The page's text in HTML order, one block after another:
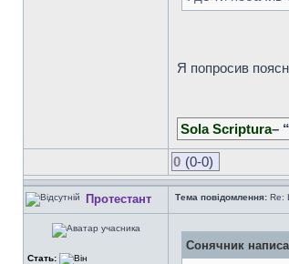
Я попросив
Sola Scriptura–
0 (0-0)
Протестант Тема повідомлення: Re:
Стать:
Сонячник